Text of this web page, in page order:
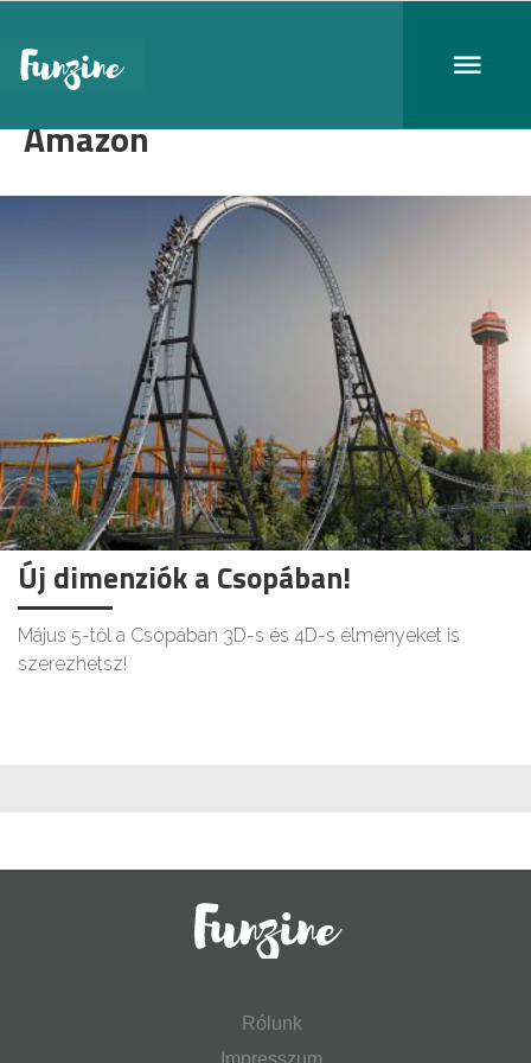
Amazon
Új dimenziók a Csopában!
Május 5-től a Csopában 3D-s és 4D-s élményeket is
szerezhetsz!
Rólunk
Impresszum